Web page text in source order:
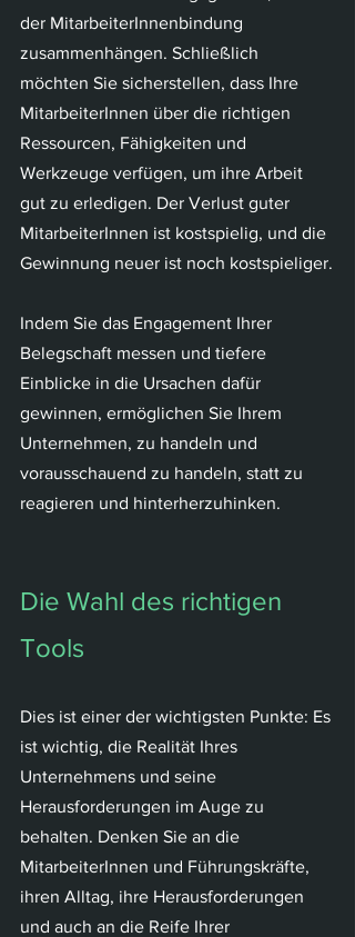
der MitarbeiterInnenbindung
zusammenhängen. Schließlich
möchten Sie sicherstellen, dass Ihre
MitarbeiterInnen über die richtigen
Ressourcen, Fähigkeiten und
Werkzeuge verfügen, um ihre Arbeit
gut zu erledigen. Der Verlust guter
MitarbeiterInnen ist kostspielig, und die
Gewinnung neuer ist noch kostspieliger.
Indem Sie das Engagement Ihrer
Belegschaft messen und tiefere
Einblicke in die Ursachen dafür
gewinnen, ermöglichen Sie Ihrem
Unternehmen, zu handeln und
vorausschauend zu handeln, statt zu
reagieren und hinterherzuhinken.
Die Wahl des richtigen
Tools
Dies ist einer der wichtigsten Punkte: Es
ist wichtig, die Realität Ihres
Unternehmens und seine
Herausforderungen im Auge zu
behalten. Denken Sie an die
MitarbeiterInnen und Führungskräfte,
ihren Alltag, ihre Herausforderungen
und auch an die Reife Ihrer